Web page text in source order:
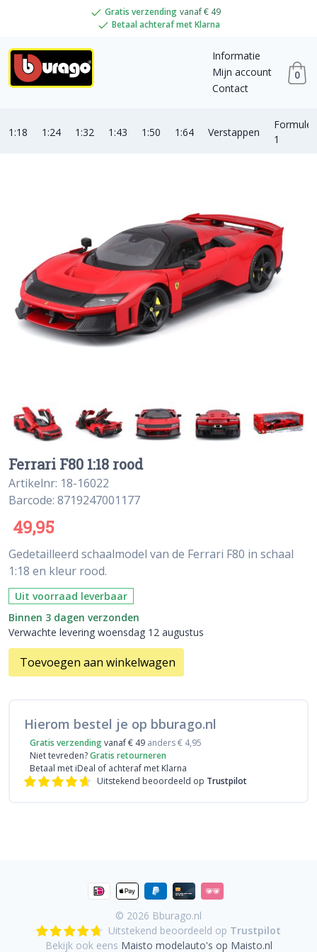
Gratis verzending vanaf € 49
Betaal achteraf met Klarna
Informatie
Mijn account
Contact
0
1:18 1:24 1:32 1:43 1:50 1:64 Verstappen
Formule
1
Ferrari F80 1:18 rood
Artikelnr: 18-16022
Barcode: 8719247001177
49,95
Gedetailleerd schaalmodel van de Ferrari F80 in schaal
1:18 en kleur rood.
Uit voorraad leverbaar
Binnen 3 dagen verzonden
Verwachte levering woensdag 12 augustus
Toevoegen aan winkelwagen
Hierom bestel je op bburago.nl
Gratis verzendingvanaf € 49 anders € 4,95
Niet tevreden?Gratis retourneren
Betaal met iDeal of achteraf met Klarna
Uitstekend beoordeeld op Trustpilot
© 2026 Bburago.nl
Uitstekend beoordeeld op Trustpilot
Bekijk ook eens Maisto modelauto's op Maisto.nl